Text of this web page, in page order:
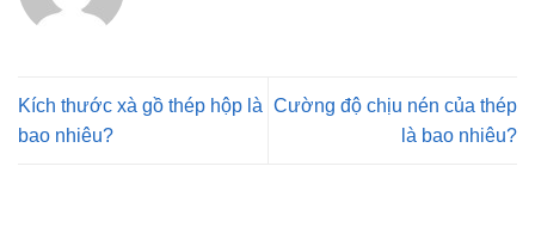
Kích thước xà gồ thép hộp là
bao nhiêu?
Cường độ chịu nén của thép
là bao nhiêu?